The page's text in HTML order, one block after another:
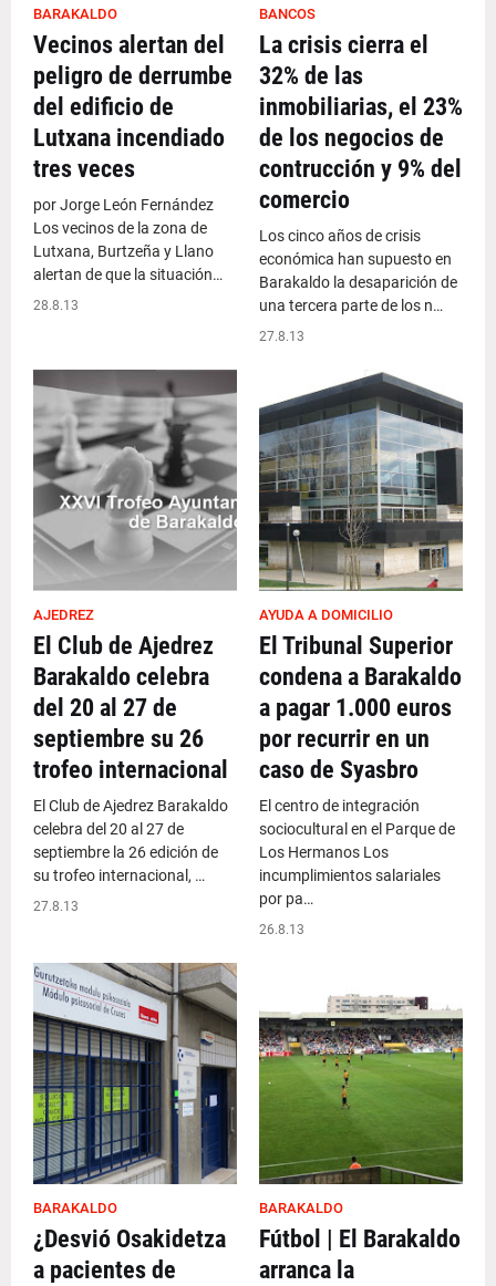
BARAKALDO
Vecinos alertan del
peligro de derrumbe
del edificio de
Lutxana incendiado
tres veces
por Jorge León Fernández
Los vecinos de la zona de
Lutxana, Burtzeña y Llano
alertan de que la situación…
28.8.13
BANCOS
La crisis cierra el
32% de las
inmobiliarias, el 23%
de los negocios de
contrucción y 9% del
comercio
Los cinco años de crisis
económica han supuesto en
Barakaldo la desaparición de
una tercera parte de los n…
27.8.13
AJEDREZ
El Club de Ajedrez
Barakaldo celebra
del 20 al 27 de
septiembre su 26
trofeo internacional
El Club de Ajedrez Barakaldo
celebra del 20 al 27 de
septiembre la 26 edición de
su trofeo internacional, …
27.8.13
AYUDA A DOMICILIO
El Tribunal Superior
condena a Barakaldo
a pagar 1.000 euros
por recurrir en un
caso de Syasbro
El centro de integración
sociocultural en el Parque de
Los Hermanos Los
incumplimientos salariales
por pa…
26.8.13
BARAKALDO
¿Desvió Osakidetza
a pacientes de
BARAKALDO
Fútbol | El Barakaldo
arranca la